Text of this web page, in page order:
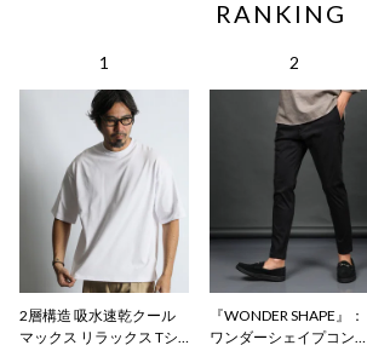
RANKING
2層構造 吸水速乾クール
マックス リラックス Tシ
『WONDER SHAPE』：
ワンダーシェイプコンフ